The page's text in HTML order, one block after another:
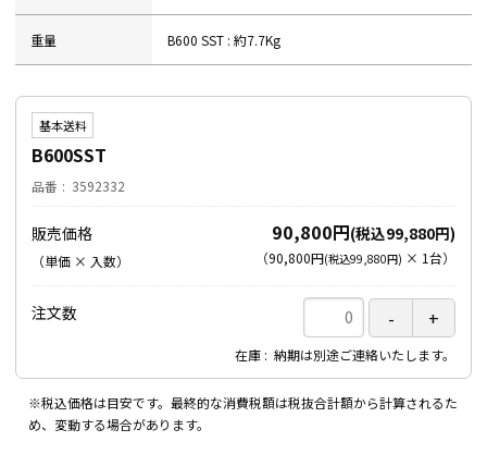
重量 B600 SST : 約7.7Kg
基本送料
B600SST
品番 3592332
販売価格
（単価 × 入数）
90,800円(税込99,880円)
（90,800円(税込99,880円) × 1台）
注文数
在庫 納期は別途ご連絡いたします。
※税込価格は目安です。最終的な消費税額は税抜合計額から計算されるた
め、変動する場合があります。